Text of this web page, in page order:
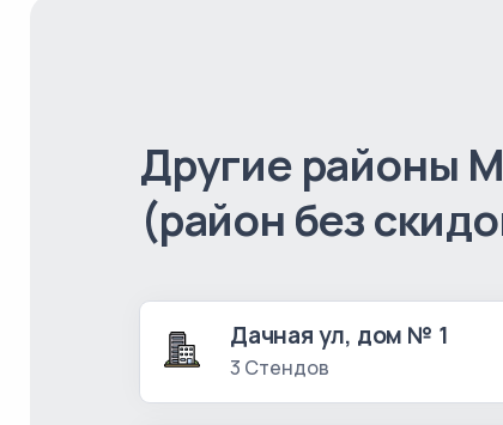
Другие районы
(район без
Дачная ул, дом № 1
3 Стендов